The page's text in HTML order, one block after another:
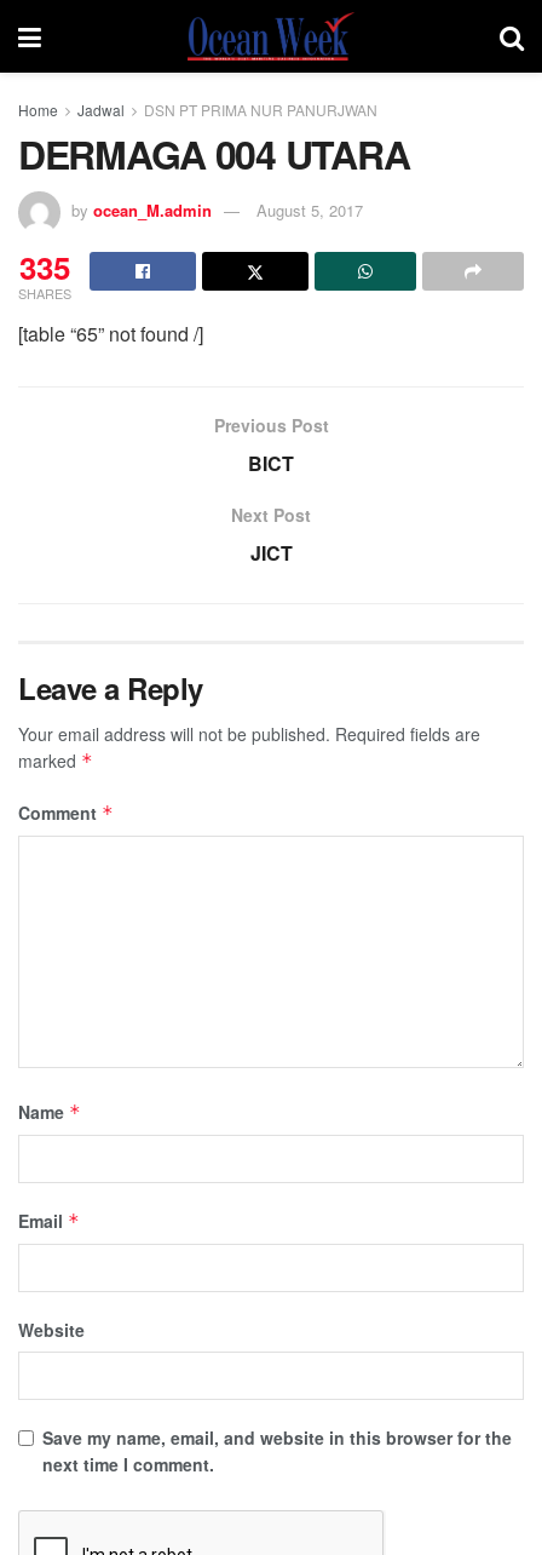
Home Jadwal DSN PT PRIMA NUR PANURJWAN
DERMAGA 004 UTARA
by ocean_M.admin August 5, 2017
335
SHARES
[table “65” not found /]
Previous Post
BICT
Next Post
JICT
Leave a Reply
Your email address will not be published. Required fields are
marked *
Comment *
Name *
Email *
Website
Save my name, email, and website in this browser for the
next time I comment.